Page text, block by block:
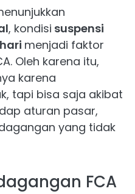
, kondisi suspensi
menjadi faktor
Oleh karena itu,
karena
tapi bisa saja akibat
aturan pasar,
yang tidak
FCA